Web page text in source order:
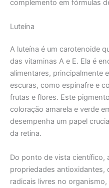
complemento em fórmulas
Luteína
A luteína é um carotenoide
das vitaminas A e E. Ela é
alimentares, principalmente
escuras, como espinafre e
frutas e flores. Este
coloração amarela e verde
desempenha um papel
da retina.
Do ponto de vista científico,
propriedades antioxidantes,
radicais livres no